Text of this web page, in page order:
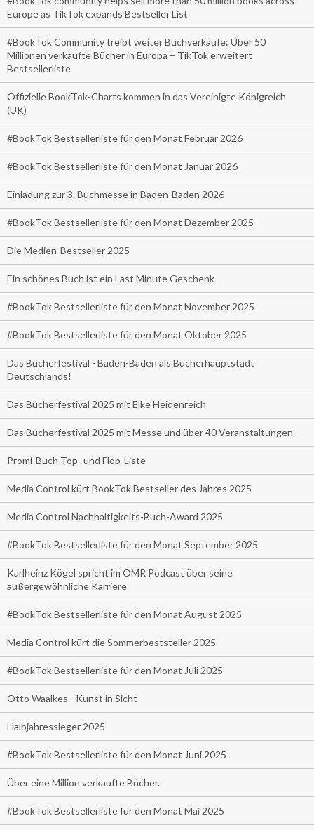
Europe as TikTok expands Bestseller List
#BookTok Community treibt weiter Buchverkäufe: Über 50
Millionen verkaufte Bücher in Europa – TikTok erweitert
Bestsellerliste
Offizielle BookTok-Charts kommen in das Vereinigte Königreich
(UK)
#BookTok Bestsellerliste für den Monat Februar 2026
#BookTok Bestsellerliste für den Monat Januar 2026
Einladung zur 3. Buchmesse in Baden-Baden 2026
#BookTok Bestsellerliste für den Monat Dezember 2025
Die Medien-Bestseller 2025
Ein schönes Buch ist ein Last Minute Geschenk
#BookTok Bestsellerliste für den Monat November 2025
#BookTok Bestsellerliste für den Monat Oktober 2025
Das Bücherfestival - Baden-Baden als Bücherhauptstadt
Deutschlands!
Das Bücherfestival 2025 mit Elke Heidenreich
Das Bücherfestival 2025 mit Messe und über 40 Veranstaltungen
Promi-Buch Top- und Flop-Liste
Media Control kürt BookTok Bestseller des Jahres 2025
Media Control Nachhaltigkeits-Buch-Award 2025
#BookTok Bestsellerliste für den Monat September 2025
Karlheinz Kögel spricht im OMR Podcast über seine
außergewöhnliche Karriere
#BookTok Bestsellerliste für den Monat August 2025
Media Control kürt die Sommerbeststeller 2025
#BookTok Bestsellerliste für den Monat Juli 2025
Otto Waalkes - Kunst in Sicht
Halbjahressieger 2025
#BookTok Bestsellerliste für den Monat Juni 2025
Über eine Million verkaufte Bücher.
#BookTok Bestsellerliste für den Monat Mai 2025